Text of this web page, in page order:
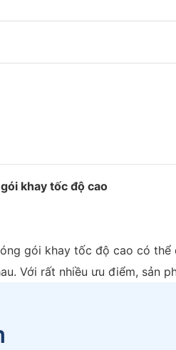
khay tốc độ cao
gói khay tốc độ cao có
Với rất nhiều ưu điểm, sản